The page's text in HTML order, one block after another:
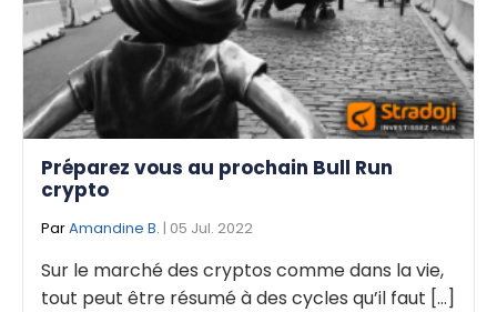
Préparez vous au prochain Bull Run
crypto
ParAmandine B. | 05 Jul. 2022
Sur le marché des cryptos comme dans la vie,
tout peut être résumé à des cycles qu’il faut [...]